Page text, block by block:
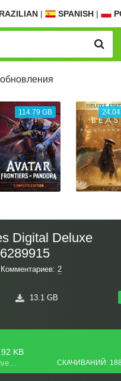
| SPANISH |
114.79 GB
Digital Deluxe
Комментариев: 2
13.1 GB
KB
СКАЧИВАНИЙ:
Название файла: lego_horizon_adventures_repack.torrent